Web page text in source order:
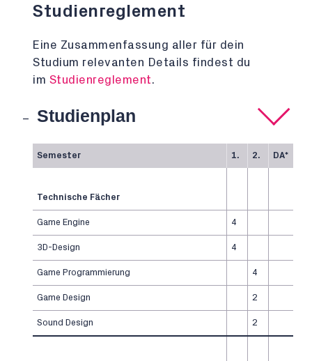
Studienreglement
Eine Zusammenfassung aller für dein
Studium relevanten Details findest du
im Studienreglement.
Studienplan
Semester 1. 2. DA*
Technische Fächer
Game Engine 4
3D-Design 4
Game Programmierung 4
Game Design 2
Sound Design 2